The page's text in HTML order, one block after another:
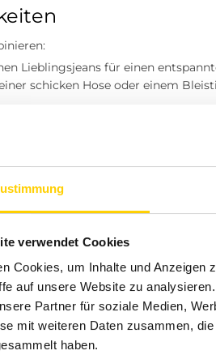
verwendet Cookies
Cookies, um Inhalte und Anzeigen
auf unsere Website zu
Partner für soziale Medien,
mit weiteren Daten zusammen,
haben.
Lieblingsjeans für einen
schicken Hose oder einem
Futter: 100% Viskose
für nur 4,99 €. Sollte die
von 30 Tagen nach dem Kauf
dieser eleganten und vielseitigen